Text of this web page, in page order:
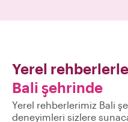
Yerel
Bali şehrinde
Yerel rehberlerimiz Bali
deneyimleri sizlere